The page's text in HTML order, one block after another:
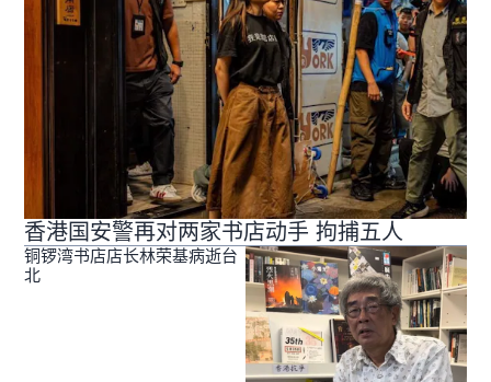
香港国安警再对两家书店动手 拘捕五人
铜锣湾书店店长林荣基病逝台
北